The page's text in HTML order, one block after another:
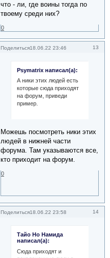
что - ли, где воины тогда по
твоему среди них?
0
Поделиться 13
18.06.22 23:46
Psymatrix написал(а):
А ники этих людей есть
которые сюда приходят
на форум, приведи
пример.
Можешь посмотреть ники этих
людей в нижней части
форума. Там указываются все,
кто приходит на форум.
0
Поделиться 14
18.06.22 23:58
Тайо Но Намида
написал(а):
Сюда приходят и